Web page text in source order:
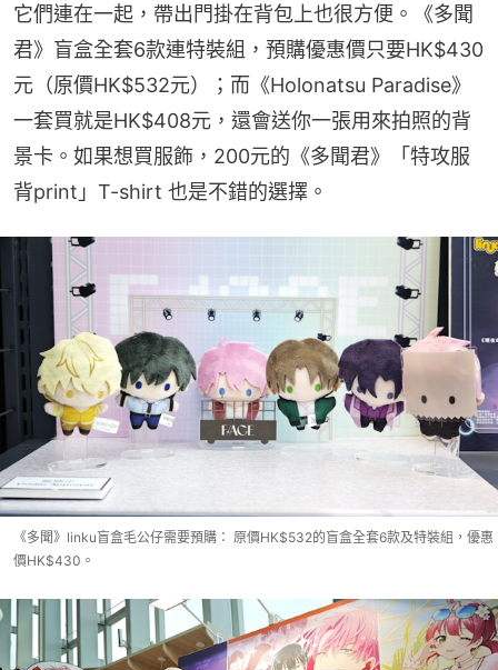
它們連在一起，帶出門掛在背包上也很方便。《多聞
君》盲盒全套6款連特裝組，預購優惠價只要HK$430
元（原價HK$532元）；而《Holonatsu Paradise》
一套買就是HK$408元，還會送你一張用來拍照的背
景卡。如果想買服飾，200元的《多聞君》「特攻服
背print」T-shirt 也是不錯的選擇。
《多聞》linku盲盒毛公仔需要預購： 原價HK$532的盲盒全套6款及特裝組，優惠
價HK$430。